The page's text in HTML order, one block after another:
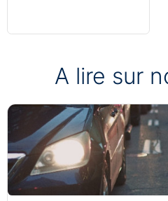
A lire sur